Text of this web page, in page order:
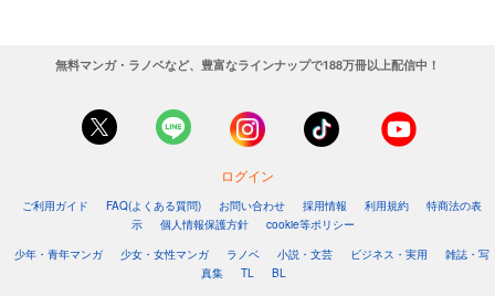
無料マンガ・ラノベなど、豊富なラインナップで188万冊以上配信中！
ログイン
ご利用ガイド FAQ(よくある質問) お問い合わせ 採用情報 利用規約
特商法の表
示
個人情報保護方針
cookie等ポリシー
少年・青年マンガ
少女・女性マンガ ラノベ 小説・文芸 ビジネス・実用
雑誌・写
真集
TL BL